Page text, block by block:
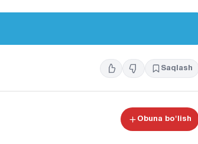
Saqlash
Obuna bo'lish